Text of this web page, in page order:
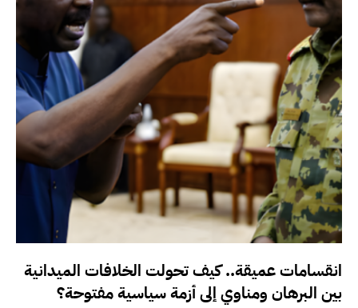
انقسامات عميقة.. كيف تحولت الخلافات الميدانية
بين البرهان ومناوي إلى أزمة سياسية مفتوحة؟